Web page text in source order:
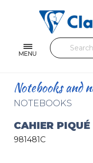
MENU
Single and double
Fine arts
Handicraft
Pencil cases & Leather
Notebooks and
NOTEBOOKS
CAHIER
981481C